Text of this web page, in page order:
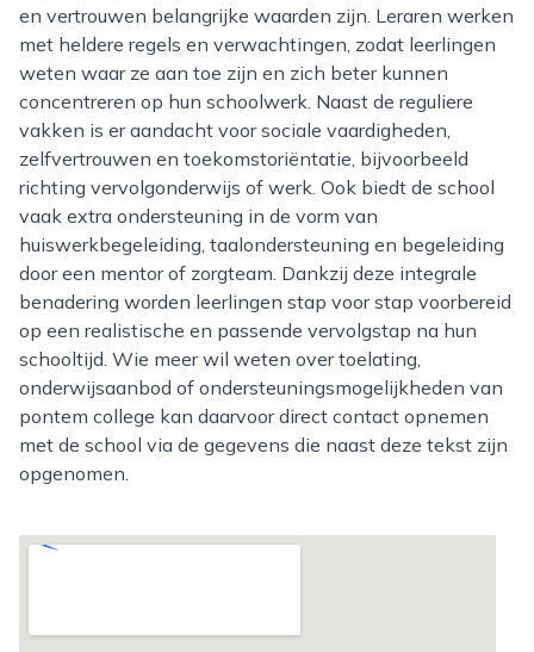
en vertrouwen belangrijke waarden zijn. Leraren werken
met heldere regels en verwachtingen, zodat leerlingen
weten waar ze aan toe zijn en zich beter kunnen
concentreren op hun schoolwerk. Naast de reguliere
vakken is er aandacht voor sociale vaardigheden,
zelfvertrouwen en toekomstoriëntatie, bijvoorbeeld
richting vervolgonderwijs of werk. Ook biedt de school
vaak extra ondersteuning in de vorm van
huiswerkbegeleiding, taalondersteuning en begeleiding
door een mentor of zorgteam. Dankzij deze integrale
benadering worden leerlingen stap voor stap voorbereid
op een realistische en passende vervolgstap na hun
schooltijd. Wie meer wil weten over toelating,
onderwijsaanbod of ondersteuningsmogelijkheden van
pontem college kan daarvoor direct contact opnemen
met de school via de gegevens die naast deze tekst zijn
opgenomen.